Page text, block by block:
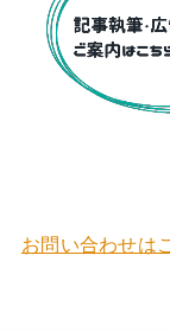
お問い合わせは